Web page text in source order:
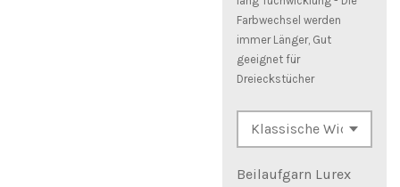
Farbwechsel werden
immer Länger, Gut
geeignet für
Dreieckstücher
Beilaufgarn Lurex